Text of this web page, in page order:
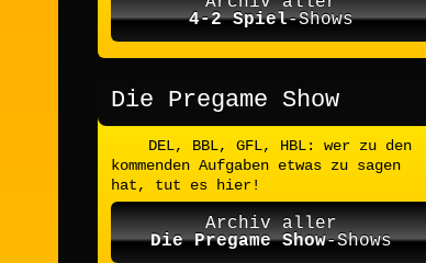
4-2 Spiel-Shows
Die Pregame Show
DEL, BBL, GFL, HBL: wer zu den
kommenden Aufgaben etwas zu sagen
hat, tut es hier!
Archiv aller
Die Pregame Show-Shows